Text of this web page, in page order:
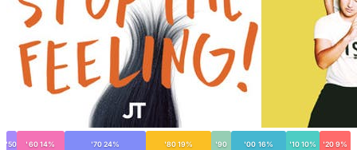
'50 '60 14% '70 24% '80 19% '90 '00 16% '10 10% '20 9%